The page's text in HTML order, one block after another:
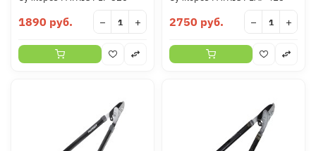
1890 руб. − + 2750 руб. − +